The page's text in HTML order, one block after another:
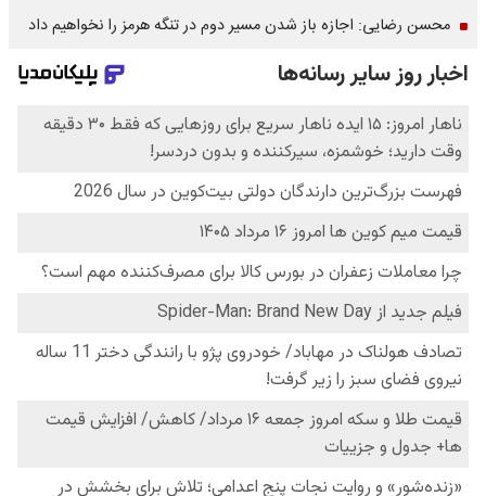
محسن رضایی: اجازه باز شدن مسیر دوم در تنگه هرمز را نخواهیم داد